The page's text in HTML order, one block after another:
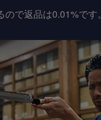
で返品は0.01%です。